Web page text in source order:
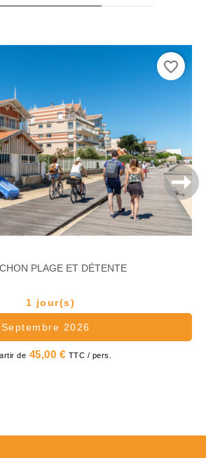
PLAGE ET DÉTENTE
1 jour(s)
2026
de 45,00 € TTC / pers.
favorite_border